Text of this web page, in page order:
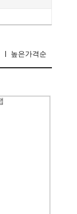
높은가격순